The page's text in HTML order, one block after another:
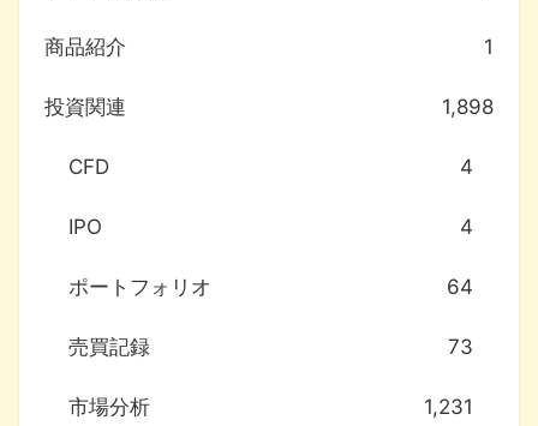
商品紹介 1
投資関連 1,898
CFD 4
IPO 4
ポートフォリオ 64
売買記録 73
市場分析 1,231